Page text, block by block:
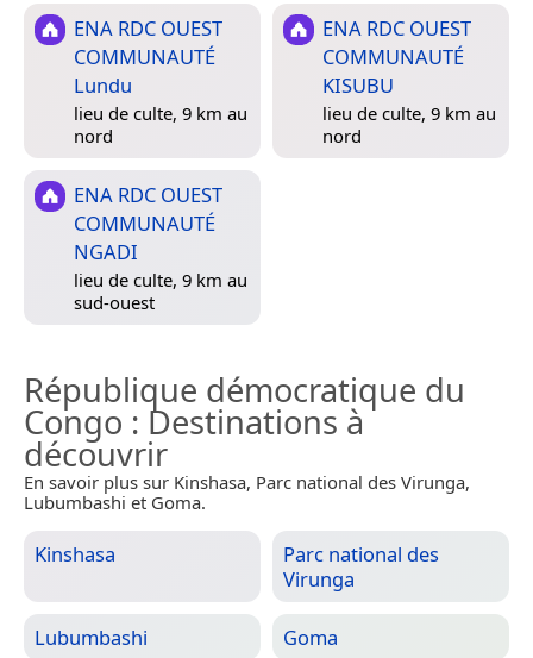
ENA RDC OUEST
COMMUNAUTÉ
Lundu
lieu de culte, 9 km au
nord
ENA RDC OUEST
COMMUNAUTÉ
KISUBU
lieu de culte, 9 km au
nord
ENA RDC OUEST
COMMUNAUTÉ
NGADI
lieu de culte, 9 km au
sud-ouest
République démocratique du
Congo : Destinations à
découvrir
En savoir plus sur Kinshasa, Parc national des Virunga,
Lubumbashi et Goma.
Kinshasa
Parc national des
Virunga
Lubumbashi Goma